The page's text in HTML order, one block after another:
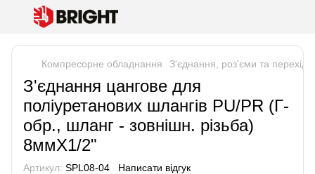
Компресорне обладнання З'єднання, роз'єми та
З'єднання цангове для
поліуретанових шлангів PU/PR (Г-
обр., шланг - зовнішн. різьба)
8ммX1/2"
Артикул: SPL08-04 Написати відгук